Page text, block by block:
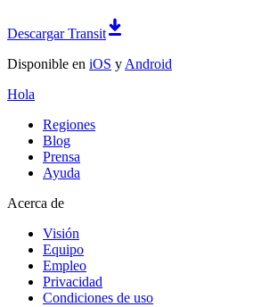
Descargar Transit
Disponible en iOS y Android
Hola
Regiones
Blog
Prensa
Ayuda
Acerca de
Visión
Equipo
Empleo
Privacidad
Condiciones de uso